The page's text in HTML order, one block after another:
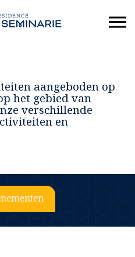
aangeboden op
het gebied van
verschillende
en